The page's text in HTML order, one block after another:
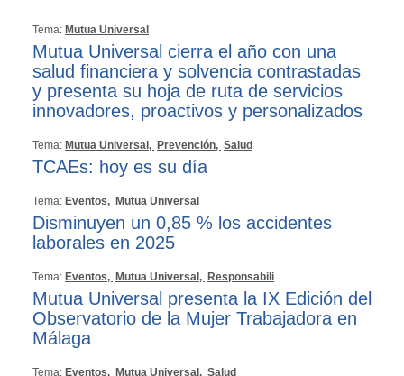
Tema: Mutua Universal
Mutua Universal cierra el año con una
salud financiera y solvencia contrastadas
y presenta su hoja de ruta de servicios
innovadores, proactivos y personalizados
Tema: Mutua Universal, Prevención, Salud
TCAEs: hoy es su día
Tema: Eventos, Mutua Universal
Disminuyen un 0,85 % los accidentes
laborales en 2025
Tema: Eventos, Mutua Universal, Responsabilidad Social
Mutua Universal presenta la IX Edición del
Observatorio de la Mujer Trabajadora en
Málaga
Tema: Eventos, Mutua Universal, Salud